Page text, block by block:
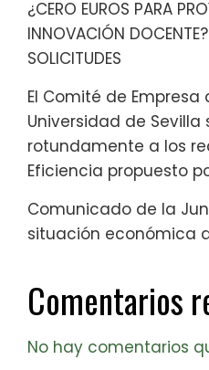
¿CERO EUROS PARA
INNOVACIÓN
SOLICITUDES
El Comité de Empresa
Universidad de Sevilla
rotundamente a los
Eficiencia propuesto
Comunicado de la
situación económica
Comentarios
No hay comentarios